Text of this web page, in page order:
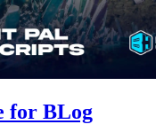
for BLog